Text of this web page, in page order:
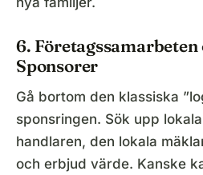
6.
Sponsorer
Gå bortom den klassiska
sponsringen. Sök upp
handlaren, den lokala
och erbjud värde. Kanske